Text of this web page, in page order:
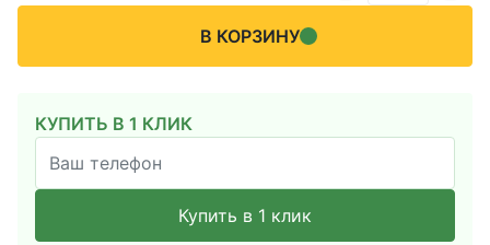
В КОРЗИНУ
КУПИТЬ В 1 КЛИК
Купить в 1 клик